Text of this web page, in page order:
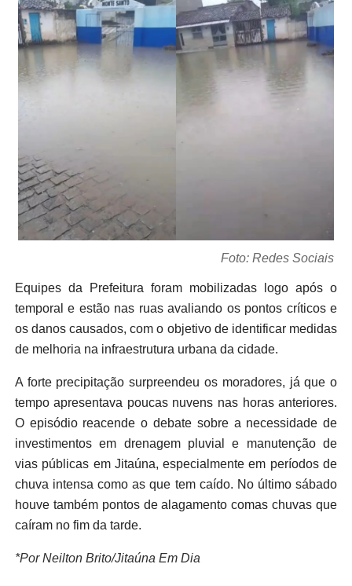
Foto: Redes Sociais
Equipes da Prefeitura foram mobilizadas logo após o
temporal e estão nas ruas avaliando os pontos críticos e
os danos causados, com o objetivo de identificar medidas
de melhoria na infraestrutura urbana da cidade.
A forte precipitação surpreendeu os moradores, já que o
tempo apresentava poucas nuvens nas horas anteriores.
O episódio reacende o debate sobre a necessidade de
investimentos em drenagem pluvial e manutenção de
vias públicas em Jitaúna, especialmente em períodos de
chuva intensa como as que tem caído. No último sábado
houve também pontos de alagamento comas chuvas que
caíram no fim da tarde.
*Por Neilton Brito/Jitaúna Em Dia